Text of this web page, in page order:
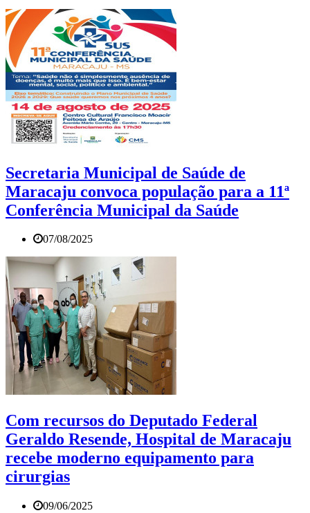
Secretaria Municipal de Saúde de
Maracaju convoca população para a 11ª
Conferência Municipal da Saúde
07/08/2025
Com recursos do Deputado Federal
Geraldo Resende, Hospital de Maracaju
recebe moderno equipamento para
cirurgias
09/06/2025